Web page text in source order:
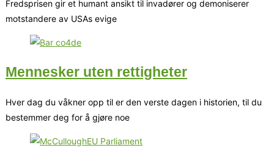
Fredsprisen gir et humant ansikt til invadører og demoniserer
motstandere av USAs evige
Mennesker uten rettigheter
Hver dag du våkner opp til er den verste dagen i historien, til du
bestemmer deg for å gjøre noe